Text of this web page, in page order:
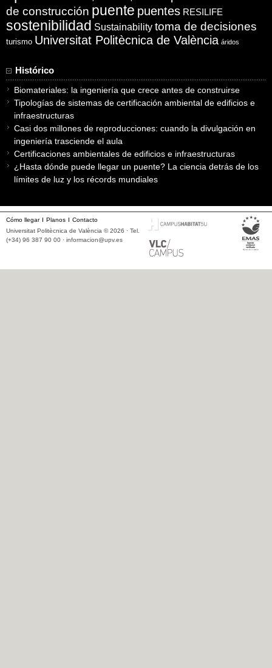
de construcción puente puentes RESILIFE
sostenibilidad Sustainability toma de decisiones
turismo Universitat Politècnica de València áridos
Histórico
Biomateriales: la ingeniería que crece antes de construirse
Tipologías de sistemas de certificación ambiental de edificios e
infraestructuras
Casi dos millones de reproducciones: cuando la divulgación en
ingeniería trasciende el aula
Certificaciones ambientales de edificios e infraestructuras
¿Hasta dónde puede llegar un puente? La ciencia detrás de los
límites de luz y los récords mundiales
Cómo llegar Planos
Contacto
Universitat Politècnica de València © 2026 · Tel.
(+34) 96 387 90 00 · informacion@upv.es